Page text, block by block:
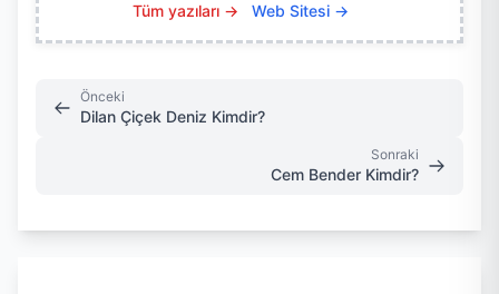
Tüm yazıları → Web Sitesi →
Önceki
Dilan Çiçek Deniz Kimdir?
Sonraki
Cem Bender Kimdir?